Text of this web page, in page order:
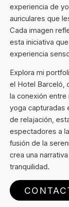
experiencia de
auriculares que
Cada imagen
esta iniciativa
experiencia
Explora mi
el Hotel Barceló,
la conexión
yoga capturadas
de relajación,
espectadores a
fusión de la
crea una
tranquilidad.